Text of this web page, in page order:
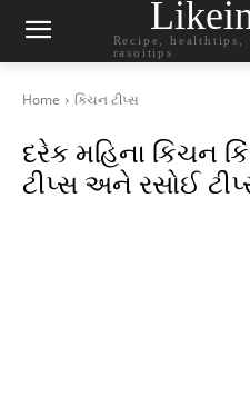
Recipe, healthtips,
rasoitips
Home કિચન ટીપ્સ
દરેક મહિના કિચન
ટીપ્સ અને રસોઈ